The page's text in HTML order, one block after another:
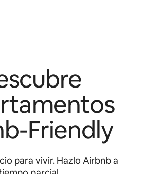
Friendly
para vivir. Hazlo Airbnb a